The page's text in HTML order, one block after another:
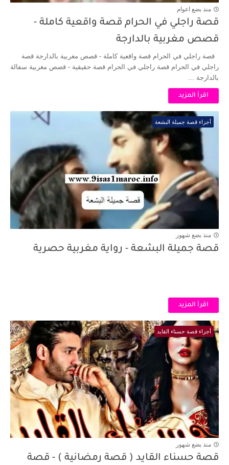
منذ بضع اعوام
قصة راجلي في الحرام قصة واقعية كاملة -
قصص مغربية بالدارجة
قصة راجلي في الحرام قصة واقعية كاملة - قصص مغربية بالدارجة قصة
راجلي في الحرام قصة راجلي في الحرام قصة حقيقية - قصص مغربية سفالة
بالدارجة ...
اقرأ المزيد
أجزاء قصة جميلة البشعة
منذ بضع شهور
قصة جميلة البشعة - رواية مغربية حصرية
اقرأ المزيد
أجزاء قصة حسناء القايد
منذ بضع شهور
قصة حسناء القايد ( قصة رمضانية ) - قصة